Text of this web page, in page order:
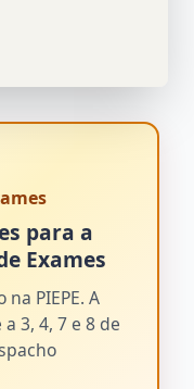
para a
Exames
PIEPE. A
3, 4, 7 e 8 de